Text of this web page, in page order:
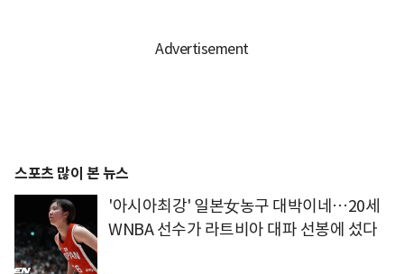
스포츠 많이 본 뉴스
'아시아최강' 일본女농구 대박이네…20세
WNBA 선수가 라트비아 대파 선봉에 섰다